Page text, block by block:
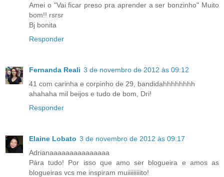
Amei o "Vai ficar preso pra aprender a ser bonzinho" Muito
bom!! rsrsr
Bj bonita
Responder
Fernanda Reali 3 de novembro de 2012 às 09:12
41 com carinha e corpinho de 29, bandidahhhhhhhh
ahahaha mil beijos e tudo de bom, Dri!
Responder
Elaine Lobato 3 de novembro de 2012 às 09:17
Adrianaaaaaaaaaaaaaaa
Pára tudo! Por isso que amo ser blogueira e amos as
blogueiras vcs me inspiram muiiiiiiiiito!